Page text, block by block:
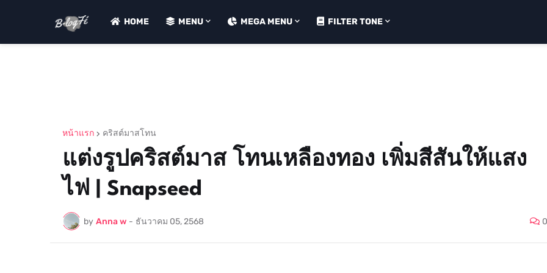
HOME MENU MEGA MENU FILTER TONE
หน้าแรก คริสต์มาสโทน
แต่งรูปคริสต์มาส โทนเหลืองทอง เพิ่มสีสันให้แสง
ไฟ | Snapseed
by Anna w - ธันวาคม 05, 2568 0